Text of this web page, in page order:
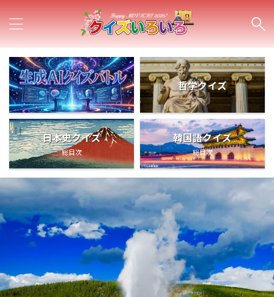
哲学クイズ
日本史クイズ
総目次
韓国語クイズ
総目次